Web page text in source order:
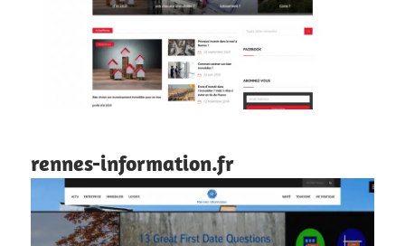
rennes-information.fr